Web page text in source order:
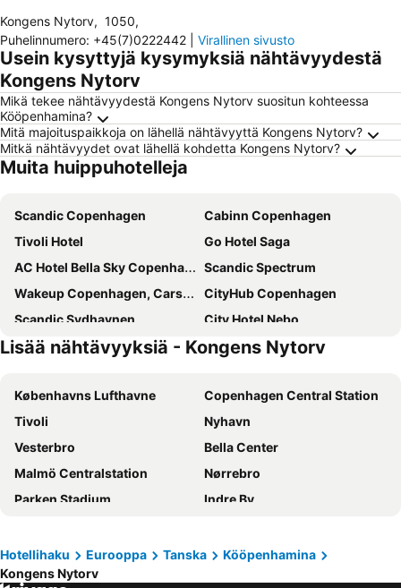
Kongens Nytorv, 1050,
Puhelinnumero: +45(7)0222442 Virallinen sivusto
Usein kysyttyjä kysymyksiä nähtävyydestä
Kongens Nytorv
Mikä tekee nähtävyydestä Kongens Nytorv suositun kohteessa
Kööpenhamina?
Mitä majoituspaikkoja on lähellä nähtävyyttä Kongens Nytorv?
Mitkä nähtävyydet ovat lähellä kohdetta Kongens Nytorv?
Muita huippuhotelleja
Scandic Copenhagen
Cabinn Copenhagen
Tivoli Hotel
Go Hotel Saga
AC Hotel Bella Sky Copenhagen
Scandic Spectrum
Wakeup Copenhagen, Carsten Niebuhrs Gade
CityHub Copenhagen
Scandic Sydhavnen
City Hotel Nebo
Copenhagen Island
Scandic Webers
Hotel Alexandra
Cabinn City
Scandic Palace Hotel
Scandic Falkoner
Scandic Sluseholmen
Cabinn Metro
The Square
Absalon Hotel
Wakeup Copenhagen Borgergade
Hotel Mayfair
Savoy Hotel
Ascot Hotel
Scandic Kødbyen
Lisää nähtävyyksiä - Kongens Nytorv
Københavns Lufthavne
Copenhagen Central Station
Tivoli
Nyhavn
Vesterbro
Bella Center
Malmö Centralstation
Nørrebro
Parken Stadium
Indre By
Kongens Nytorv
Østerbro
Amager Centret
Hotellihaku Eurooppa Tanska
Kööpenhamina
Kongens Nytorv